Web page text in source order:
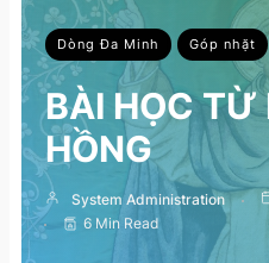
Dòng Đa Minh Góp nhặt
BÀI HỌC TỪ
HỒNG
System Administration
6 Min Read